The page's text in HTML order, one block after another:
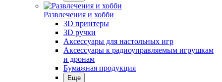
Развлечения и хобби
3D принтеры
3D ручки
Аксессуары для настольных игр
Аксессуары к радиоуправляемым игрушкам
и дронам
Бумажная продукция
Еще